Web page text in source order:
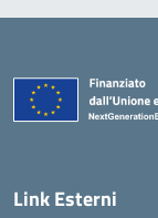
Link Esterni